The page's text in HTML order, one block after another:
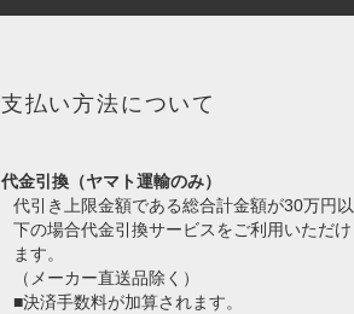
支払い方法について
代金引換（ヤマト運輸のみ）
代引き上限金額である総合計金額が30万円以
下の場合代金引換サービスをご利用いただけ
ます。
（メーカー直送品除く）
■決済手数料が加算されます。